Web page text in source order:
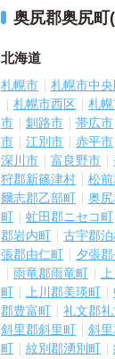
奥尻郡奥尻町
北海道
札幌市 札幌市中
札幌市西区
札
市
釧路市 帯広市
市
江別市 赤平市
深川市
富良野市
狩郡新篠津村
松
爾志郡乙部町
奥
町
虻田郡ニセコ町
郡岩内町
古宇郡
張郡由仁町
夕張
雨竜郡雨竜町
町
上川郡美瑛町
郡豊富町
礼文郡
斜里郡斜里町
斜
町
紋別郡湧別町